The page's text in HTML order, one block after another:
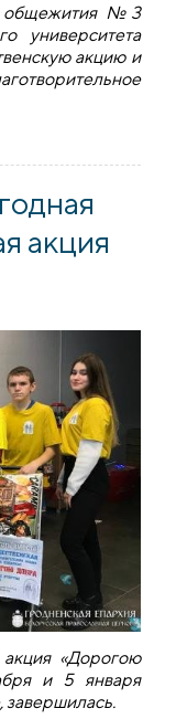
общежития №3
университета
акцию и
акция
акция «Дорогою
и 5 января
завершилась.